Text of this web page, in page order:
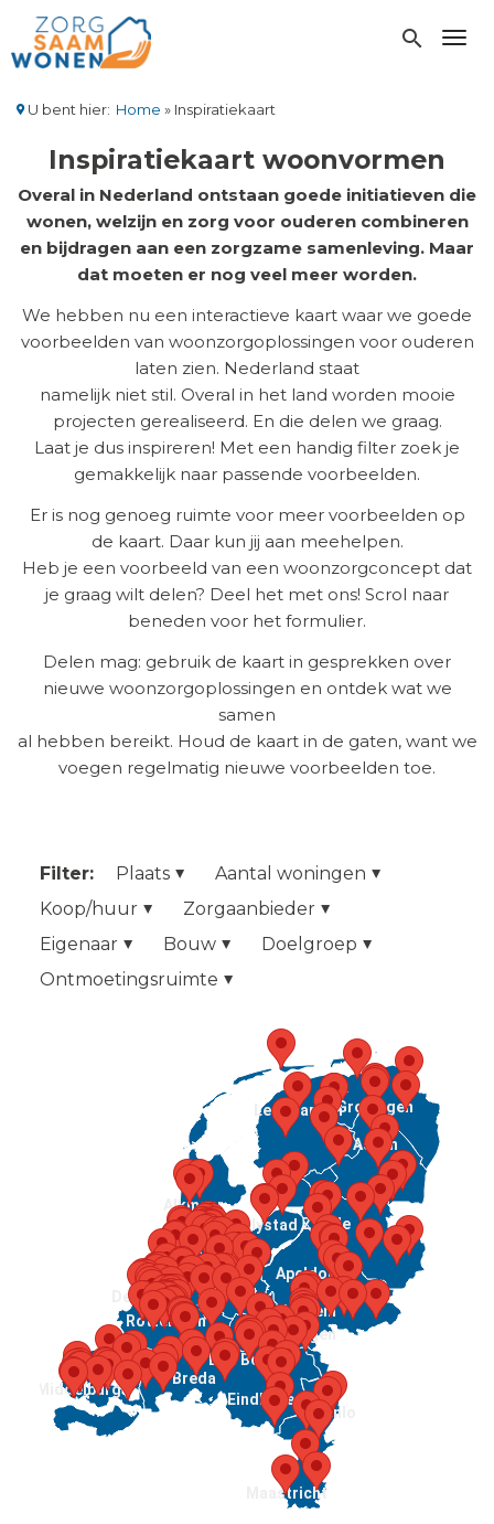
naar
de
gaan
search
U bent hier: Home Inspiratiekaart
Inspiratiekaart woonvormen
Overal in Nederland ontstaan goede initiatieven die
wonen, welzijn en zorg voor ouderen combineren
en bijdragen aan een zorgzame samenleving. Maar
dat moeten er nog veel meer worden.
We hebben nu een interactieve kaart waar we goede
voorbeelden van woonzorgoplossingen voor ouderen
laten zien. Nederland staat
namelijk niet stil. Overal in het land worden mooie
projecten gerealiseerd. En die delen we graag.
Laat je dus inspireren! Met een handig filter zoek je
gemakkelijk naar passende voorbeelden.
Er is nog genoeg ruimte voor meer voorbeelden op
de kaart. Daar kun jij aan meehelpen.
Heb je een voorbeeld van een woonzorgconcept dat
je graag wilt delen? Deel het met ons! Scrol naar
beneden voor het formulier.
Delen mag: gebruik de kaart in gesprekken over
nieuwe woonzorgoplossingen en ontdek wat we
samen
al hebben bereikt. Houd de kaart in de gaten, want we
voegen regelmatig nieuwe voorbeelden toe.